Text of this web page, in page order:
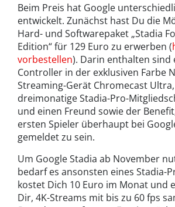
Beim Preis hat Google
entwickelt. Zunächst hast Du die
Hard- und Softwarepaket „Stadia
Edition“ für 129 Euro zu erwerben (
vorbestellen). Darin enthalten sind
Controller in der exklusiven Farbe
Streaming-Gerät Chromecast
dreimonatige Stadia-Pro-
und einen Freund sowie der
ersten Spieler überhaupt bei
gemeldet zu sein.
Um Google Stadia ab November
bedarf es ansonsten eines Stadia-
kostet Dich 10 Euro im Monat und
Dir, 4K-Streams mit bis zu 60 fps